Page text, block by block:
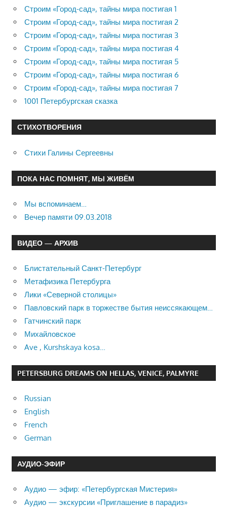
Строим «Город-сад», тайны мира постигая 1
Строим «Город-сад», тайны мира постигая 2
Строим «Город-сад», тайны мира постигая 3
Строим «Город-сад», тайны мира постигая 4
Строим «Город-сад», тайны мира постигая 5
Строим «Город-сад», тайны мира постигая 6
Строим «Город-сад», тайны мира постигая 7
1001 Петербургская сказка
СТИХОТВОРЕНИЯ
Стихи Галины Сергеевны
ПОКА НАС ПОМНЯТ, МЫ ЖИВЁМ
Мы вспоминаем…
Вечер памяти 09.03.2018
ВИДЕО — АРХИВ
Блистательный Санкт-Петербург
Метафизика Петербурга
Лики «Северной столицы»
Павловский парк в торжестве бытия неиссякающем…
Гатчинский парк
Михайловское
Ave , Kurshskaya kosa…
PETERSBURG DREAMS ON HELLAS, VENICE, PALMYRE
Russian
English
French
German
АУДИО-ЭФИР
Аудио — эфир: «Петербургская Мистерия»
Аудио — экскурсии «Приглашение в парадиз»